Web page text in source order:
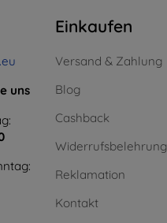
uns
Einkaufen
Versand & Zahlung
Blog
Cashback
Widerrufsbelehrung
Reklamation
Kontakt